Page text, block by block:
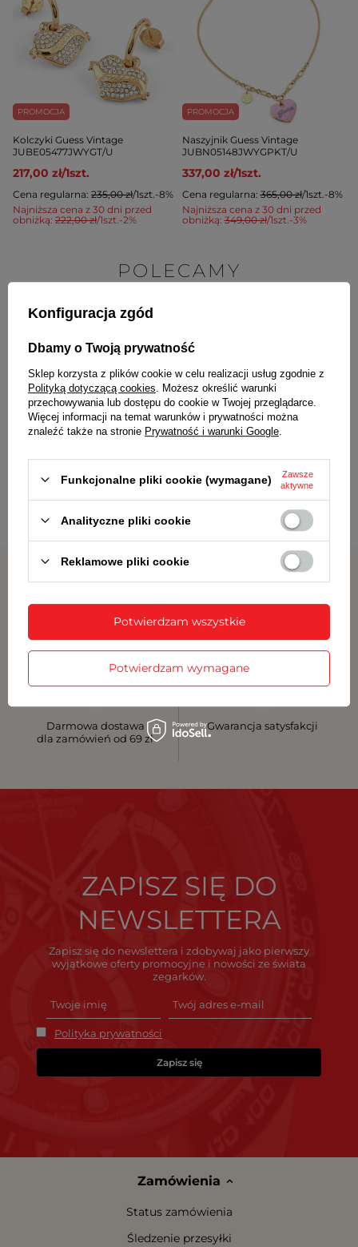
PROMOCJA
Kolczyki Guess Vintage
JUBE05477JWYGT/U
217,00 zł/1szt.
Najniższa cena z 30 dni przed
obniżką: 222,00 zł/1szt.-2%
Cena regularna: 235,00 zł/1szt.-8%
PROMOCJA
Naszyjnik Guess Vintage
JUBN05148JWYGPKT/U
337,00 zł/1szt.
Najniższa cena z 30 dni przed
obniżką:349,00 zł/1szt.-3%
Cena regularna:365,00 zł/1szt.-8%
POLECAMY
Budzik JVD SRP8603.3 8,5 cm perłowy
66,00 zł
Budzik JVD
66,00 zł
Darmowa dostawa
dla zamówień od 69 zł
Gwarancja satysfakcji
ZAPISZ SIĘ DO
NEWSLETTERA
Zapisz się do newslettera i zdobywaj jako pierwszy
wyjątkowe oferty promocyjne i nowości ze świata
zegarków.
Polityka prywatności
Zapisz się
Zamówienia
Status zamówienia
Śledzenie przesyłki
Konfiguracja zgód
Dbamy o Twoją prywatność
Sklep korzysta z plików cookie w celu realizacji usług zgodnie z
Polityką dotyczącą cookies . Możesz określić warunki
przechowywania lub dostępu do cookie w Twojej przeglądarce.
Więcej informacji na temat warunków i prywatności można
znaleźć także na stronie Prywatność i warunki Google
Funkcjonalne pliki cookie (wymagane)
Zawsze
aktywne
Analityczne pliki cookie
Reklamowe pliki cookie
Potwierdzam wymagane
Potwierdzam wszystkie